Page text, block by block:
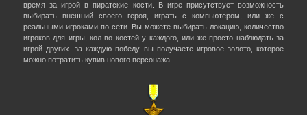
время за игрой в пиратские кости. В игре присутствует возможность
выбирать внешний своего героя, играть с компьютером, или же с
реальными игроками по сети. Вы можете выбирать локацию, количество
игроков для игры, кол-во костей у каждого, или же просто наблюдать за
игрой других. за каждую победу вы получаете игровое золото, которое
можно потратить купив нового персонажа.